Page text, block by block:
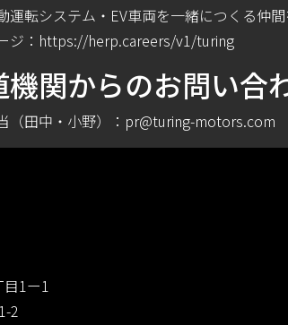
運転システム・EV⾞両を⼀緒につくる仲間
ジ： https://herp.careers/v1/turing
機関からのお問い合
（田中・小野）：pr@turing-motors.com
1ー1
2